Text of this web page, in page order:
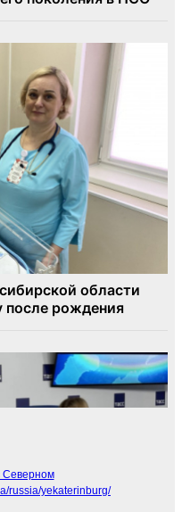
Северном
russia/yekaterinburg/